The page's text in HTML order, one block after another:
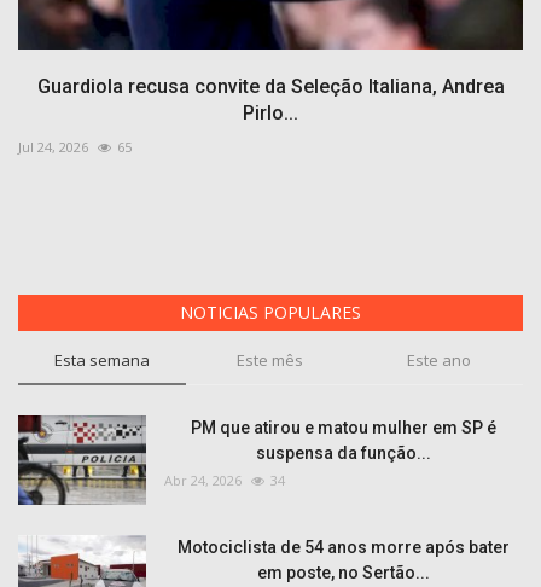
Guardiola recusa convite da Seleção Italiana, Andrea
Pirlo...
Jul 24, 2026 65
NOTICIAS POPULARES
Esta semana Este mês Este ano
PM que atirou e matou mulher em SP é
suspensa da função...
Abr 24, 2026 34
Motociclista de 54 anos morre após bater
em poste, no Sertão...